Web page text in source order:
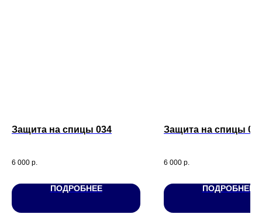
Защита на спицы 034
6 000 р.
ПОДРОБНЕЕ
Защита на спицы
6 000 р.
ПОДРОБНЕЕ
Социальные сети
Координаты